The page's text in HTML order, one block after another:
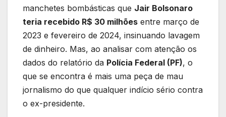
manchetes bombásticas que Jair Bolsonaro
teria recebido R$ 30 milhões entre março de
2023 e fevereiro de 2024, insinuando lavagem
de dinheiro. Mas, ao analisar com atenção os
dados do relatório da Polícia Federal (PF), o
que se encontra é mais uma peça de mau
jornalismo do que qualquer indício sério contra
o ex-presidente.